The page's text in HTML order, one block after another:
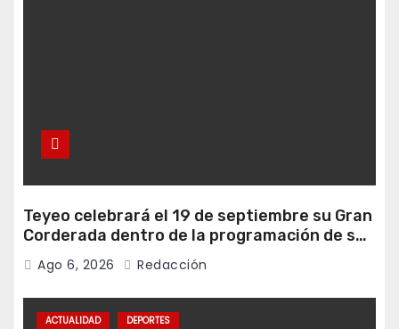
Teyeo celebrará el 19 de septiembre su Gran
Corderada dentro de la programación de sus
fiestas
Ago 6, 2026 Redacción
ACTUALIDAD DEPORTES